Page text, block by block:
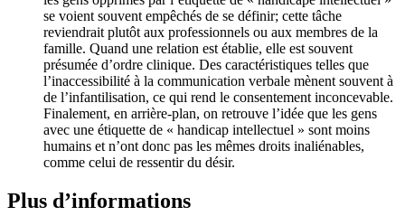
se voient souvent empêchés de se définir; cette tâche
reviendrait plutôt aux professionnels ou aux membres de la
famille. Quand une relation est établie, elle est souvent
présumée d’ordre clinique. Des caractéristiques telles que
l’inaccessibilité à la communication verbale mènent souvent à
de l’infantilisation, ce qui rend le consentement inconcevable.
Finalement, en arrière-plan, on retrouve l’idée que les gens
avec une étiquette de « handicap intellectuel » sont moins
humains et n’ont donc pas les mêmes droits inaliénables,
comme celui de ressentir du désir.
Plus d’informations